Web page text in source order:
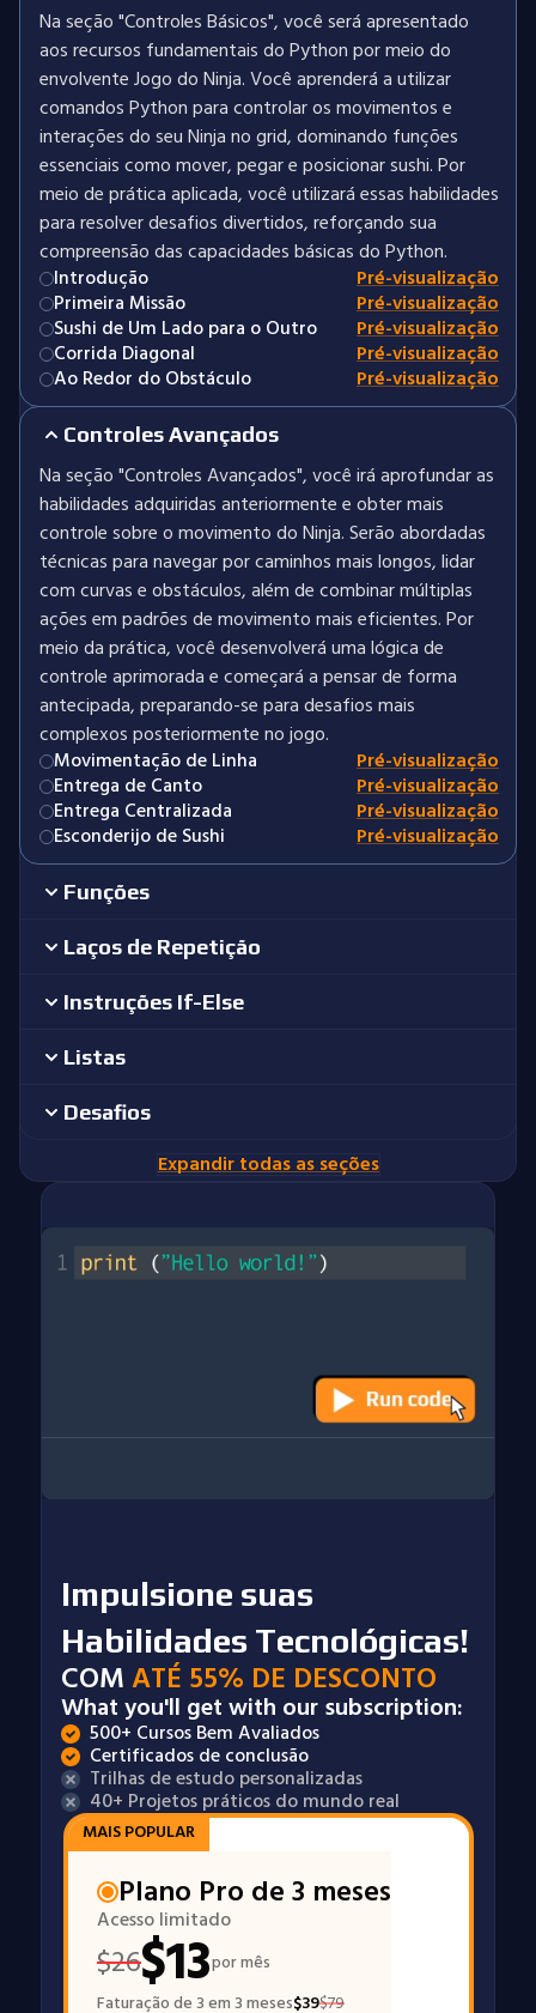
Na seção "Controles Básicos", você será apresentado
aos recursos fundamentais do Python por meio do
envolvente Jogo do Ninja. Você aprenderá a utilizar
comandos Python para controlar os movimentos e
interações do seu Ninja no grid, dominando funções
essenciais como mover, pegar e posicionar sushi. Por
meio de prática aplicada, você utilizará essas habilidades
para resolver desafios divertidos, reforçando sua
compreensão das capacidades básicas do Python.
Introdução
Pré-visualização
Primeira Missão
Pré-visualização
Sushi de Um Lado para o Outro
Pré-visualização
Corrida Diagonal
Pré-visualização
Ao Redor do Obstáculo
Pré-visualização
Controles Avançados
Na seção "Controles Avançados", você irá aprofundar as
habilidades adquiridas anteriormente e obter mais
controle sobre o movimento do Ninja. Serão abordadas
técnicas para navegar por caminhos mais longos, lidar
com curvas e obstáculos, além de combinar múltiplas
ações em padrões de movimento mais eficientes. Por
meio da prática, você desenvolverá uma lógica de
controle aprimorada e começará a pensar de forma
antecipada, preparando-se para desafios mais
complexos posteriormente no jogo.
Movimentação de Linha
Pré-visualização
Entrega de Canto
Pré-visualização
Entrega Centralizada
Pré-visualização
Esconderijo de Sushi
Pré-visualização
Funções
Laços de Repetição
Instruções If-Else
Listas
Desafios
Expandir todas as seções
Impulsione suas
Habilidades Tecnológicas!
COMATÉ 55% DE DESCONTO
What you'll get with our subscription:
500+ Cursos Bem Avaliados
Certificados de conclusão
Trilhas de estudo personalizadas
40+ Projetos práticos do mundo real
MAIS POPULAR
Plano Pro de 3 meses
Acesso limitado
$26$13por mês
Faturação de 3 em 3 meses$39$79